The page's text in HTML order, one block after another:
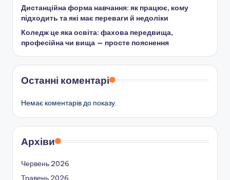
Дистанційна форма навчання: як працює, кому
підходить та які має переваги й недоліки
Коледж це яка освіта: фахова передвища,
професійна чи вища — просте пояснення
Останні коментарі
Немає коментарів до показу.
Архіви
Червень 2026
Травень 2026